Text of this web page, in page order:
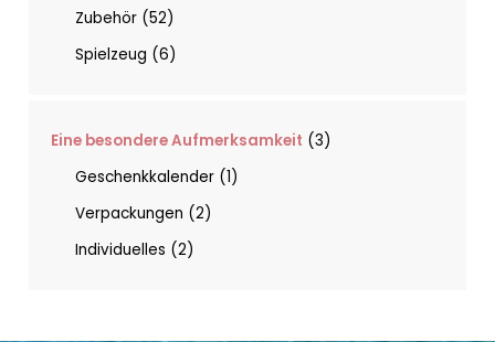
Zubehör 52
Spielzeug
6
Eine besondere Aufmerksamkeit
3
Geschenkkalender 1
Verpackungen
2
Individuelles
2